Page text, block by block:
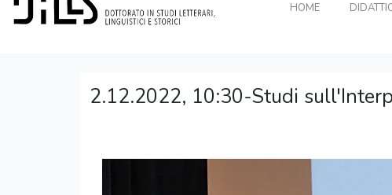
HOME
2.12.2022, 10:30-Studi